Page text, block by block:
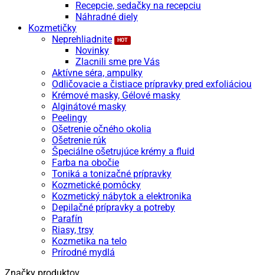
Recepcie, sedačky na recepciu
Náhradné diely
Kozmetičky
Neprehliadnite
Novinky
Zlacnili sme pre Vás
Aktívne séra, ampulky
Odličovacie a čistiace prípravky pred exfoliáciou
Krémové masky, Gélové masky
Alginátové masky
Peelingy
Ošetrenie očného okolia
Ošetrenie rúk
Špeciálne ošetrujúce krémy a fluid
Farba na obočie
Toniká a tonizačné prípravky
Kozmetické pomôcky
Kozmetický nábytok a elektronika
Depilačné prípravky a potreby
Parafín
Riasy, trsy
Kozmetika na telo
Prírodné mydlá